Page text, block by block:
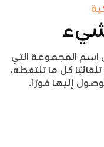
اسم المجموعة التي
كل ما تلتقطه،
إليها فورًا.